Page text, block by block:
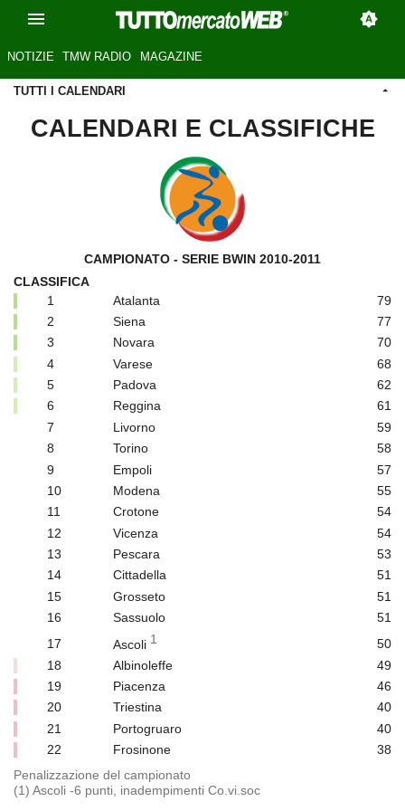
NOTIZIE TMW RADIO MAGAZINE
TUTTI I CALENDARI
CALENDARI E CLASSIFICHE
CAMPIONATO - SERIE BWIN 2010-2011
CLASSIFICA
1
Atalanta
79
2
Siena
77
3
Novara
70
4
Varese
68
5
Padova
62
6
Reggina
61
7
Livorno
59
8
Torino
58
9
Empoli
57
10
Modena
55
11
Crotone
54
12
Vicenza
54
13
Pescara
53
14
Cittadella
51
15
Grosseto
51
16
Sassuolo
51
17
Ascoli 1
50
18
Albinoleffe
49
19
Piacenza
46
20
Triestina
40
21
Portogruaro
40
22
Frosinone
38
Penalizzazione del campionato
(1) Ascoli -6 punti, inadempimenti Co.vi.soc